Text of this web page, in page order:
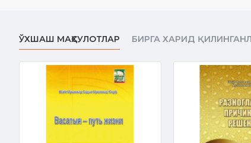
Издано в соответствии с заключением 1859 от 11
религий при Кабинете Министров
БИСМИЛЛАХИР
ПРЕДИСЛОВИЕ
ЎХШАШ МАҲСУЛОТЛАР БИРГА ХАРИД